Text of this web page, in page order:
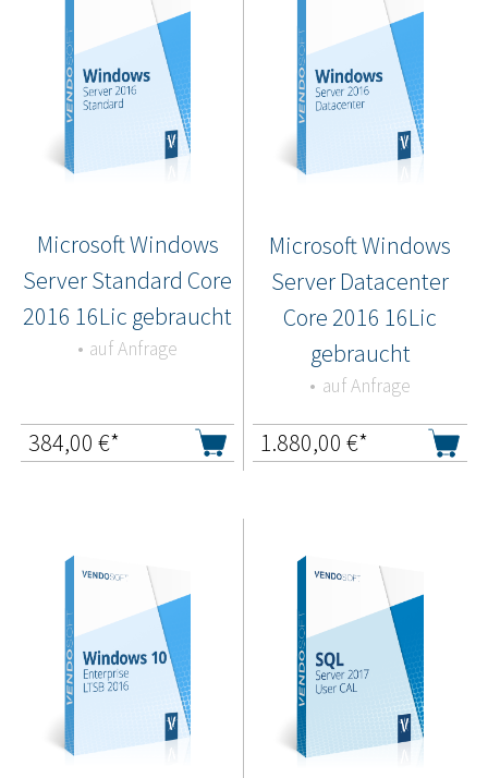
Microsoft Windows
Server Standard Core
2016 16Lic gebraucht
auf Anfrage
384,00 €*
Microsoft Windows
Server Datacenter
Core 2016 16Lic
gebraucht
auf Anfrage
1.880,00 €*